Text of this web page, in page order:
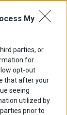
My
parties, or
for
opt-out
that after your
seeing
utilized by
prior to